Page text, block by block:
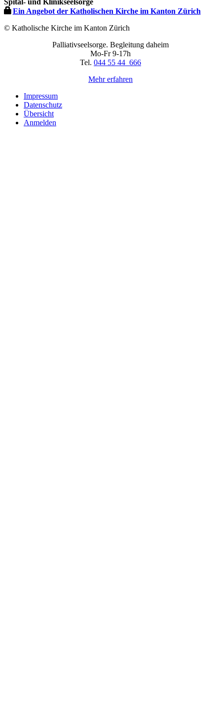
Ein Angebot der Katholischen Kirche im Kanton Zürich
© Katholische Kirche im Kanton Zürich
Palliativseelsorge. Begleitung daheim
Mo-Fr 9-17h
Tel. 044 55 44 666
Mehr erfahren
Impressum
Datenschutz
Übersicht
Anmelden